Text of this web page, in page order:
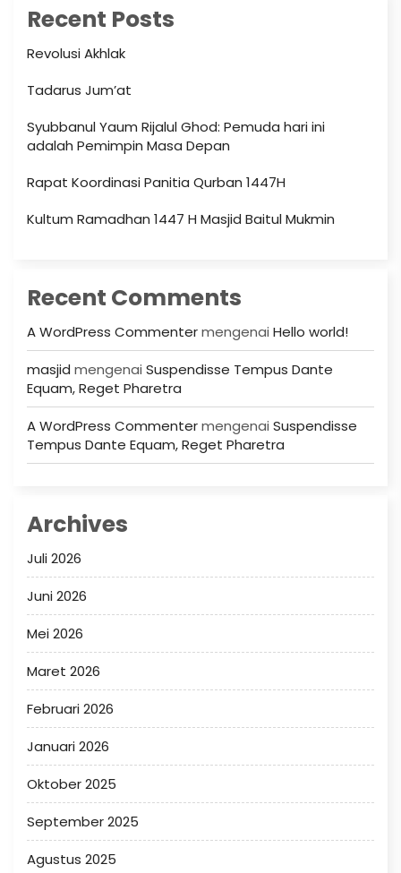
Recent Posts
Revolusi Akhlak
Tadarus Jum’at
Syubbanul Yaum Rijalul Ghod: Pemuda hari ini
adalah Pemimpin Masa Depan
Rapat Koordinasi Panitia Qurban 1447H
Kultum Ramadhan 1447 H Masjid Baitul Mukmin
Recent Comments
A WordPress Commentermengenai Hello world!
masjid mengenai Suspendisse Tempus Dante
Equam, Reget Pharetra
A WordPress Commentermengenai Suspendisse
Tempus Dante Equam, Reget Pharetra
Archives
Juli 2026
Juni 2026
Mei 2026
Maret 2026
Februari 2026
Januari 2026
Oktober 2025
September 2025
Agustus 2025